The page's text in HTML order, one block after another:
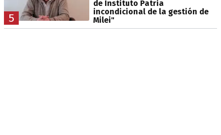
5
de Instituto Patria
incondicional de la gestión de
Milei"